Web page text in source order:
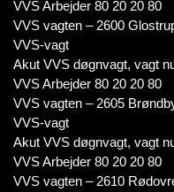
VVS Arbejder 80 20 20 80
VVS vagten – 2600
VVS-vagt
Akut VVS døgnvagt, vagt
VVS Arbejder 80 20 20 80
VVS vagten – 2605
VVS-vagt
Akut VVS døgnvagt, vagt
VVS Arbejder 80 20 20 80
VVS vagten – 2610